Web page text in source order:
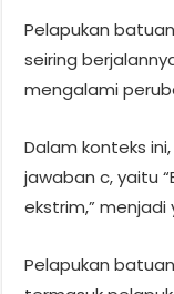
Pelapukan
seiring
mengalami
Dalam konteks
jawaban c, yaitu
ekstrim,” menjadi
Pelapukan